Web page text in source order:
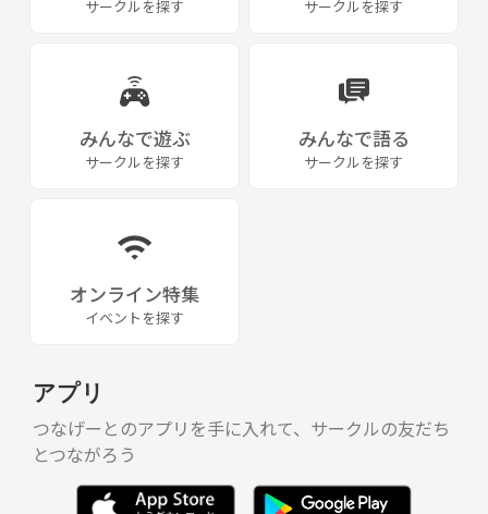
サークルを探す サークルを探す
みんなで遊ぶ
サークルを探す
みんなで語る
サークルを探す
オンライン特集
イベントを探す
アプリ
つなげーとのアプリを手に入れて、サークルの友だち
とつながろう